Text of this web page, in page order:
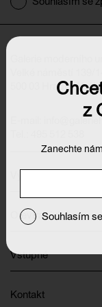
500 03 Hradec
Otevírací doba
Vstupné
Kontakt
z
Zanechte
Souhlasím